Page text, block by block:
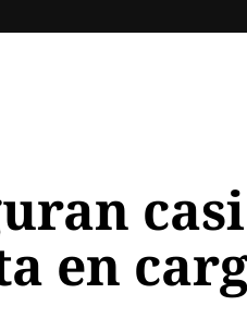
en